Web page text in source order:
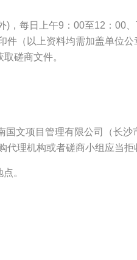
，每日上午9：00至12：00
（以上资料均需加盖单位
磋商文件。
文项目管理有限公司（长
理机构或者磋商小组应当拒
。